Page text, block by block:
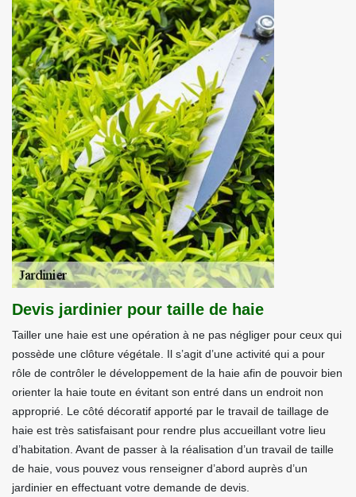
Devis jardinier pour taille de haie
Tailler une haie est une opération à ne pas négliger pour ceux qui
possède une clôture végétale. Il s’agit d’une activité qui a pour
rôle de contrôler le développement de la haie afin de pouvoir bien
orienter la haie toute en évitant son entré dans un endroit non
approprié. Le côté décoratif apporté par le travail de taillage de
haie est très satisfaisant pour rendre plus accueillant votre lieu
d’habitation. Avant de passer à la réalisation d’un travail de taille
de haie, vous pouvez vous renseigner d’abord auprès d’un
jardinier en effectuant votre demande de devis.